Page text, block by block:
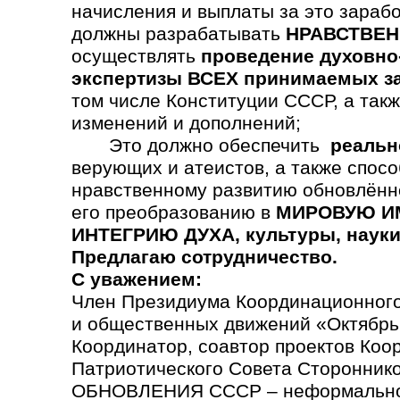
начисления и выплаты за это
должны разрабатывать
осуществлять проведение
экспертизы ВСЕХ принимаемых
том числе Конституции СССР, а
изменений и дополнений;
Это должно обеспечить
верующих и атеистов, а также
нравственному развитию
его преобразованию в МИРОВУЮ
ИНТЕГРИЮ ДУХА, культуры,
Предлагаю сотрудничество.
С уважением:
Член Президиума
и общественных движений
Координатор, соавтор проектов
Патриотического Совета
ОБНОВЛЕНИЯ СССР –